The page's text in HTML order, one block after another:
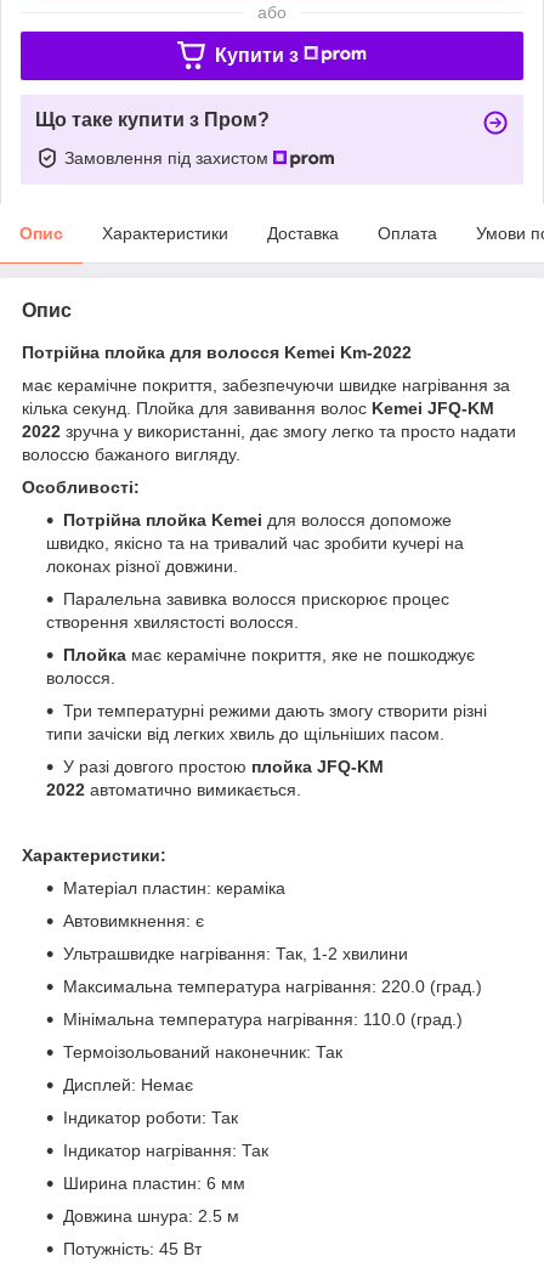
або
Купити з
Що таке купити з Пром?
Замовлення під захистом
Опис Характеристики Доставка Оплата Умови
Опис
Потрійна плойка для волосся Kemei Km-2022
має керамічне покриття, забезпечуючи швидке нагрівання за
кілька секунд. Плойка для завивання волос Kemei JFQ-KM
2022 зручна у використанні, дає змогу легко та просто надати
волоссю бажаного вигляду.
Особливості:
Потрійна плойка Kemei для волосся допоможе
швидко, якісно та на тривалий час зробити кучері на
локонах різної довжини.
Паралельна завивка волосся прискорює процес
створення хвилястості волосся.
Плойка має керамічне покриття, яке не пошкоджує
волосся.
Три температурні режими дають змогу створити різні
типи зачіски від легких хвиль до щільніших пасом.
У разі довгого простою плойка JFQ-KM
2022 автоматично вимикається.
Характеристики:
Матеріал пластин: кераміка
Автовимкнення: є
Ультрашвидке нагрівання: Так, 1-2 хвилини
Максимальна температура нагрівання: 220.0 (град.)
Мінімальна температура нагрівання: 110.0 (град.)
Термоізольований наконечник: Так
Дисплей: Немає
Індикатор роботи: Так
Індикатор нагрівання: Так
Ширина пластин: 6 мм
Довжина шнура: 2.5 м
Потужність: 45 Вт